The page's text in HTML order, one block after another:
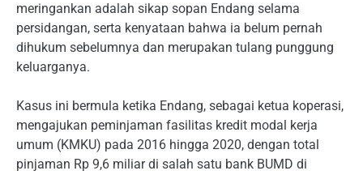
meringankan adalah sikap sopan Endang selama
persidangan, serta kenyataan bahwa ia belum pernah
dihukum sebelumnya dan merupakan tulang punggung
keluarganya.
Kasus ini bermula ketika Endang, sebagai ketua koperasi,
mengajukan peminjaman fasilitas kredit modal kerja
umum (KMKU) pada 2016 hingga 2020, dengan total
pinjaman Rp 9,6 miliar di salah satu bank BUMD di